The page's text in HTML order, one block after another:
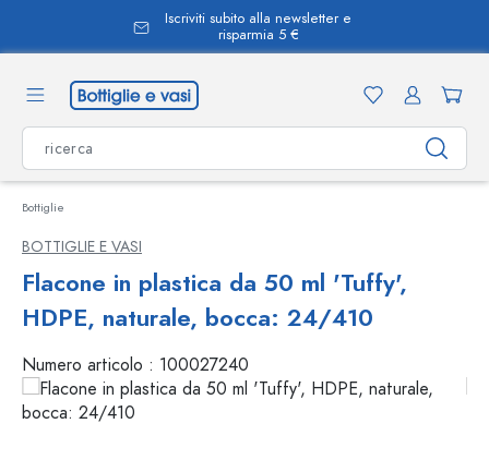
Iscriviti subito alla newsletter e
risparmia 5 €
Bottiglie
BOTTIGLIE E VASI
Flacone in plastica da 50 ml 'Tuffy',
HDPE, naturale, bocca: 24/410
Numero articolo : 100027240